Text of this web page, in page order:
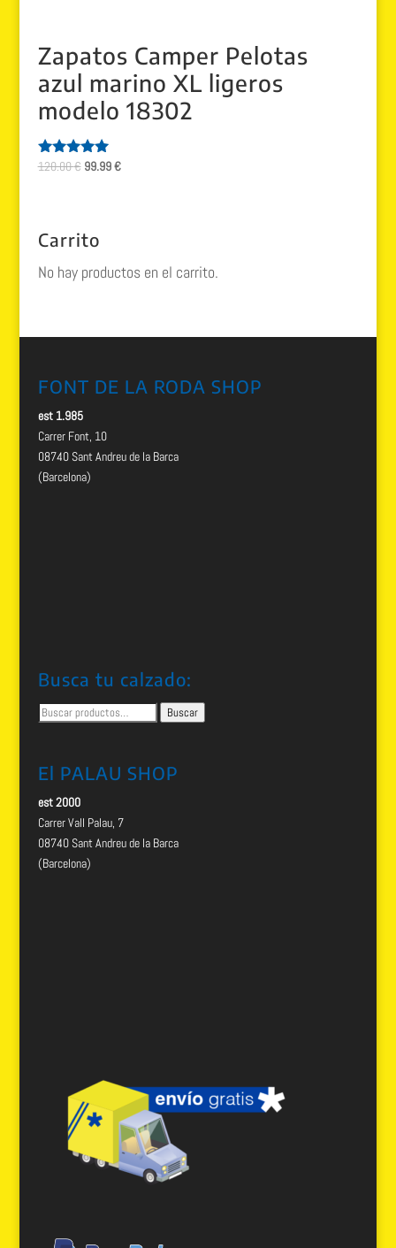
Zapatos Camper Pelotas
azul marino XL ligeros
modelo 18302
Valorado
120.00€ El
120.00 €.
99.99€El
Carrito
No hay productos en el carrito.
FONT DE LA RODA SHOP
est 1.985
Carrer Font, 10
08740 Sant Andreu de la Barca
(Barcelona)
Busca tu calzado:
Buscar
Buscar
El PALAU SHOP
est 2000
Carrer Vall Palau, 7
08740 Sant Andreu de la Barca
(Barcelona)